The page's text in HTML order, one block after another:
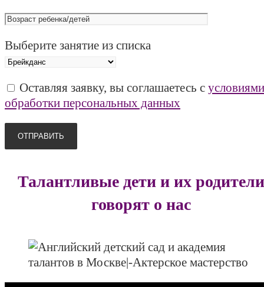
Выберите занятие из списка
Оставляя заявку, вы соглашаетесь с условиями
обработки персональных данных
Талантливые дети и их родители
говорят о нас